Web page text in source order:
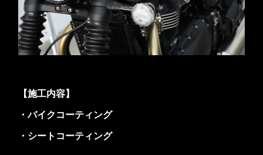
【施工内容】
・バイクコーティング
・シートコーティング